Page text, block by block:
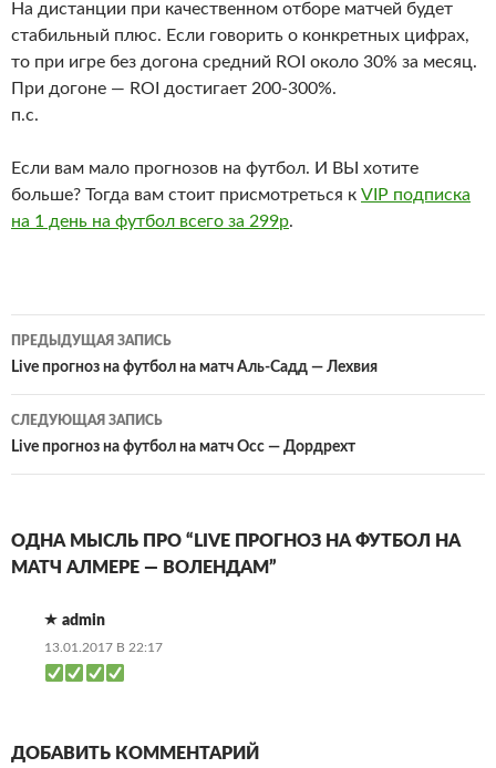
На дистанции при качественном отборе матчей будет
стабильный плюс. Если говорить о конкретных цифрах,
то при игре без догона средний ROI около 30% за месяц.
При догоне — ROI достигает 200-300%.
п.с.
Если вам мало прогнозов на футбол. И ВЫ хотите
больше? Тогда вам стоит присмотреться к VIP подписка
на 1 день на футбол всего за 299р.
Навигация
по
записям
ПРЕДЫДУЩАЯ ЗАПИСЬ
Live прогноз на футбол на матч Аль-Садд — Лехвия
СЛЕДУЮЩАЯ ЗАПИСЬ
Live прогноз на футбол на матч Осс — Дордрехт
ОДНА МЫСЛЬ ПРО “LIVE ПРОГНОЗ НА ФУТБОЛ НА
МАТЧ АЛМЕРЕ — ВОЛЕНДАМ”
admin
13.01.2017 В 22:17
ДОБАВИТЬ КОММЕНТАРИЙ